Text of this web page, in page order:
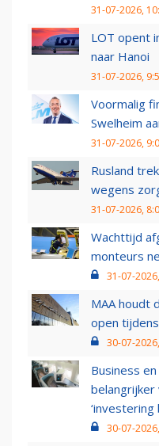
31-07-2026,
LOT opent
naar Hanoi
31-07-2026,
Voormalig
Swelheim
31-07-2026,
Rusland
wegens
31-07-2026,
Wachttijd
monteurs
31-07-
MAA houdt
open
30-07-
Business
belangrijker
‘investering
30-07-